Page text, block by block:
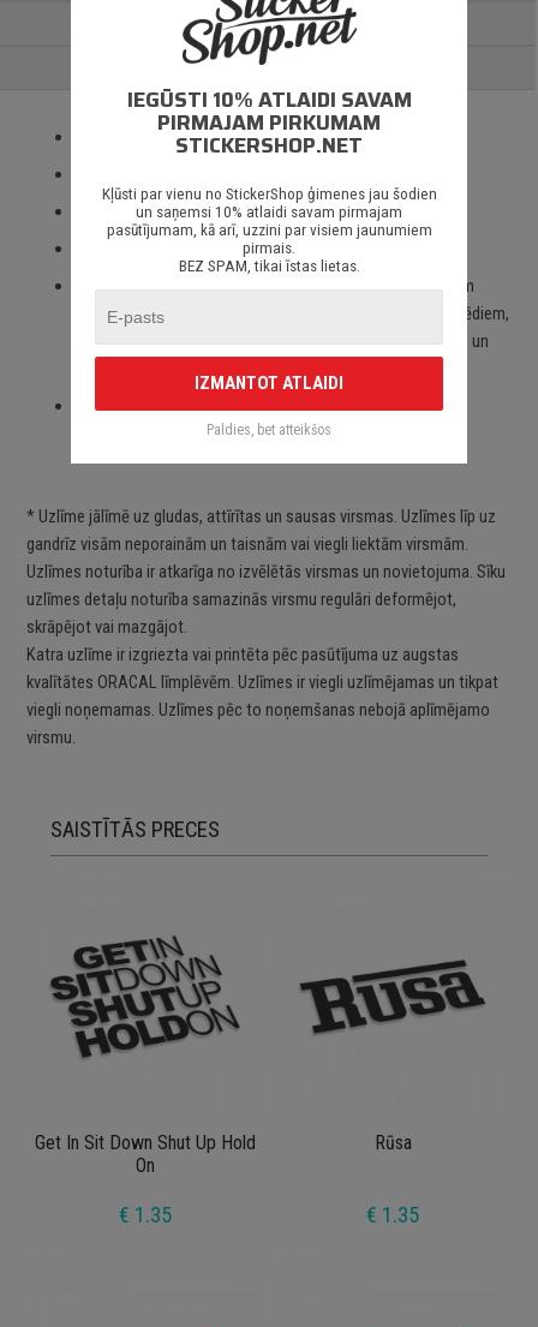
PAPILDUS INFORMĀCIJA
ATSAUKSMES
Izmantotas tikai augstas kvalitātes ORACAL līmplēves;
3 – 5 gadu līmplēves noturība *;
Paredzēts priekš auto stikliem, virsbūves daļām, krāsotām
virsmām, portatīvajiem/stacionārajiem datoriem, velosipēdiem,
motocikliem un motorolleriem, kā arī visām citām gludām un
Piegāde Latvijā un citviet pasaulē bez jebkādiem
* Uzlīme jālīmē uz gludas, attīrītas un sausas virsmas. Uzlīmes līp uz
gandrīz visām neporainām un taisnām vai viegli liektām virsmām.
Uzlīmes noturība ir atkarīga no izvēlētās virsmas un novietojuma. Sīku
uzlīmes detaļu noturība samazinās virsmu regulāri deformējot,
skrāpējot vai mazgājot.
Katra uzlīme ir izgriezta vai printēta pēc pasūtījuma uz augstas
kvalītātes ORACAL līmplēvēm. Uzlīmes ir viegli uzlīmējamas un tikpat
viegli noņemamas. Uzlīmes pēc to noņemšanas nebojā aplīmējamo
virsmu.
SAISTĪTĀS PRECES
Get In Sit Down Shut Up Hold
On
€ 1.35
Rūsa
€ 1.35
IEGŪSTI 10% ATLAIDI SAVAM
PIRMAJAM PIRKUMAM
STICKERSHOP.NET
Kļūsti par vienu no StickerShop ģimenes jau šodien
un saņemsi 10% atlaidi savam pirmajam
pasūtījumam, kā arī, uzzini par visiem jaunumiem
pirmais.
BEZ SPAM, tikai īstas lietas.
IZMANTOT ATLAIDI
Paldies, bet atteikšos